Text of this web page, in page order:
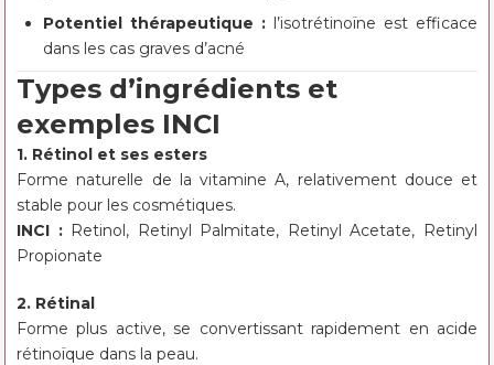
Potentiel thérapeutique : l’isotrétinoïne est efficace
dans les cas graves d’acné
Types d’ingrédients et
exemples INCI
1. Rétinol et ses esters
Forme naturelle de la vitamine A, relativement douce et
stable pour les cosmétiques.
INCI :Retinol, Retinyl Palmitate, Retinyl Acetate, Retinyl
Propionate
2. Rétinal
Forme plus active, se convertissant rapidement en acide
rétinoïque dans la peau.